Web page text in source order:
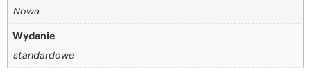
Nowa
Wydanie
standardowe